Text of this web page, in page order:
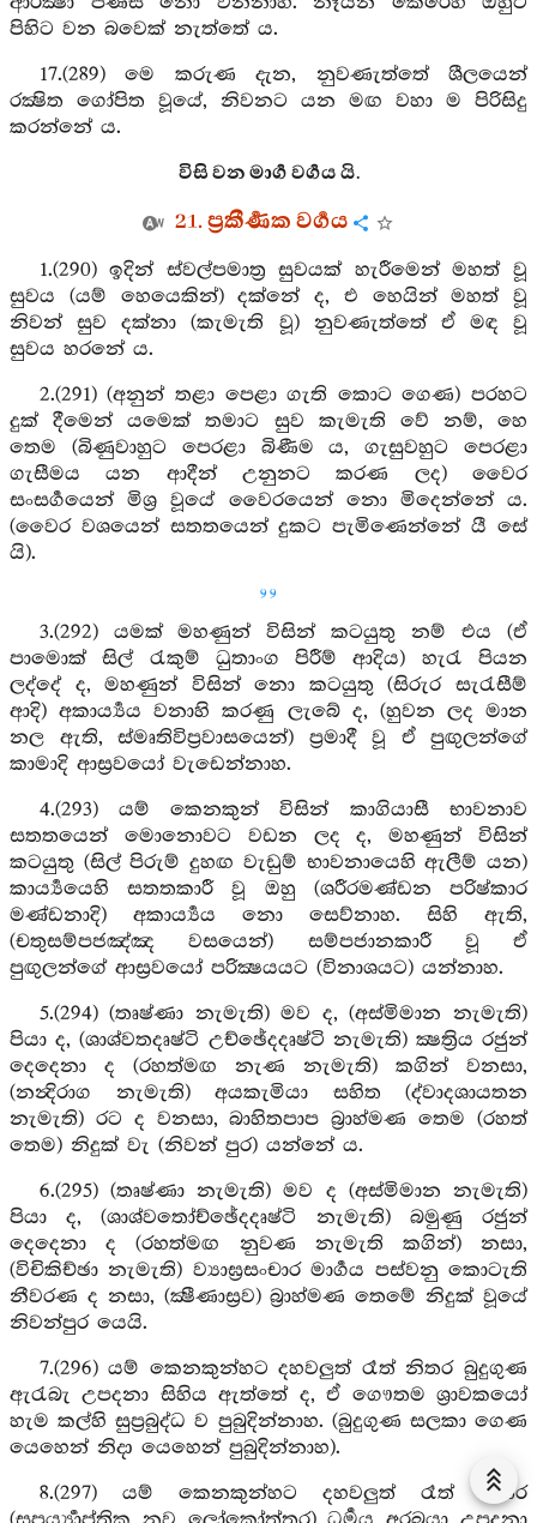
පිහිට වන බවෙක් නැත්තේ ය.
17.(289) මෙ කරුණ දැන, නුවණැත්තේ ශීලයෙන්
රක්‍ෂිත ගෝපිත වූයේ, නිවනට යන මඟ වහා ම පිරිසිදු
කරන්නේ ය.
විසි වන මාර්‍ග වර්‍ගය යි.
21. ප්‍රකීර්‍ණක වර්‍ගය
1.(290) ඉදින් ස්වල්පමාත්‍ර සුවයක් හැරීමෙන් මහත් වූ
සුවය (යම් හෙයෙකින්) දක්නේ ද, එ හෙයින් මහත් වූ
නිවන් සුව දක්නා (කැමැති වූ) නුවණැත්තේ ඒ මඳ වූ
සුවය හරනේ ය.
2.(291) (අනුන් තළා පෙළා ගැති කොට ගෙණ) පරහට
දුක් දීමෙන් යමෙක් තමාට සුව කැමැති වේ නම්, හෙ
තෙම (බිණුවාහුට පෙරළා බිණීම ය, ගැසුවහුට පෙරළා
ගැසීමය යන ආදීන් උනුනට කරණ ලද) වෛර
සංසර්‍ගයෙන් මිශ්‍ර වූයේ වෛරයෙන් නො මිදෙන්නේ ය.
(වෛර වශයෙන් සතතයෙන් දුකට පැමිණෙන්නේ යී සේ
යි).
99
3.(292) යමක් මහණුන් විසින් කටයුතු නම් එය (ඒ
පාමොක් සිල් රැකුම් ධුතාංග පිරීම් ආදිය) හැරැ පියන
ලද්දේ ද, මහණුන් විසින් නො කටයුතු (සිරුර සැරැසීම්
ආදි) අකාර්‍ය්‍යය වනාහි කරණු ලැබේ ද, (හුවන ලද මාන
නල ඇති, ස්මෘතිවිප්‍රවාසයෙන්) ප්‍රමාදී වූ ඒ පුඟුලන්ගේ
කාමාදි ආස්‍රවයෝ වැඩෙන්නාහ.
4.(293) යම් කෙනකුන් විසින් කාගියාසී භාවනාව
සතතයෙන් මොනොවට වඩන ලද ද, මහණුන් විසින්
කටයුතු (සිල් පිරුම් දුහඟ වැඩුම් භාවනායෙහි ඇලීම් යන)
කාර්‍ය්‍යයෙහි සතතකාරී වූ ඔහු (ශරීරමණ්ඩන පරිෂ්කාර
මණ්ඩනාදි) අකාර්‍ය්‍යය නො සෙව්නාහ. සිහි ඇති,
(චතුසම්පජඤ්ඤ වසයෙන්) සම්පජානකාරී වූ ඒ
පුඟුලන්ගේ ආස්‍රවයෝ පරික්‍ෂයයට (විනාශයට) යන්නාහ.
5.(294) (තෘෂ්ණා නැමැති) මව ද, (අස්මිමාන නැමැති)
පියා ද, (ශාශ්වතදෘෂ්ටි උච්ඡේදදෘෂ්ටි නැමැති) ක්‍ෂත්‍රිය රජුන්
දෙදෙනා ද (රහත්මඟ නැණ නැමැති) කගින් වනසා,
(නන්‍දිරාග නැමැති) අයකැමියා සහිත (ද්වාදශායතන
නැමැති) රට ද වනසා, බාහිතපාප බ්‍රාහ්මණ තෙම (රහත්
තෙම) නිදුක් වැ (නිවන් පුර) යන්නේ ය.
6.(295) (තෘෂ්ණා නැමැති) මව ද (අස්මිමාන නැමැති)
පියා ද, (ශාශ්වතෝච්ඡේදදෘෂ්ටි නැමැති) බමුණු රජුන්
දෙදෙනා ද (රහත්මඟ නුවණ නැමැති කගින්) නසා,
(විචිකිච්ඡා නැමැති) ව්‍යාඝ්‍රසංචාර මාර්‍ගය පස්වනු කොටැති
නීවරණ ද නසා, (ක්‍ෂීණාස්‍රව) බ්‍රාහ්මණ තෙමේ නිදුක් වූයේ
නිවන්පුර යෙයි.
7.(296) යම් කෙනකුන්හට දහවලුත් රෑත් නිතර බුදුගුණ
ඇරැබැ උපදනා සිහිය ඇත්තේ ද, ඒ ගෞතම ශ්‍රාවකයෝ
හැම කල්හි සුප්‍රබුද්ධ ව පුබුදින්නාහ. (බුදුගුණ සලකා ගෙණ
යෙහෙන් නිදා යෙහෙන් පුබුදින්නාහ).
8.(297) යම් කෙනකුන්හට දහවලුත් රෑත් නිතර